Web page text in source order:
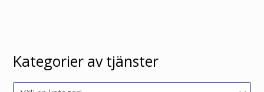
Kategorier av tjänster